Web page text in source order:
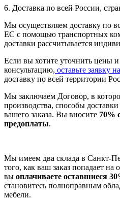
6. Доставка по всей России,
Мы осуществляем доставку по
ЕС с помощью транспортных
доставки рассчитывается
Если вы хотите уточнить цены
консультацию, оставьте заявку
доставку по всей территории
Мы заключаем Договор, в
производства, способы
вашего заказа. Вы вносите 70%
предоплаты.
Мы имеем два склада в Санкт-
того, как ваш заказ попадает на
вы оплачиваете оставшиеся
становитесь полноправным
мебели.